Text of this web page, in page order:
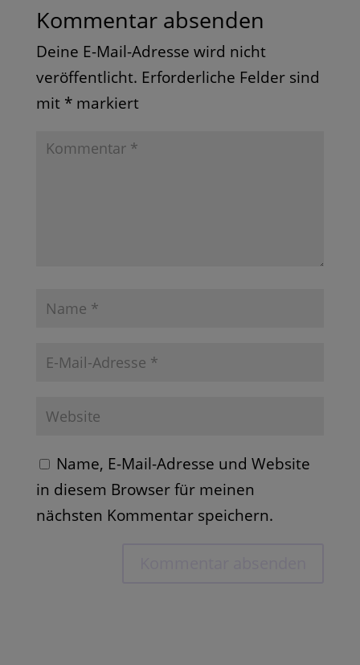
Kommentar absenden
Deine E-Mail-Adresse wird nicht
veröffentlicht. Erforderliche Felder sind
mit *markiert
Name, E-Mail-Adresse und Website
in diesem Browser für meinen
nächsten Kommentar speichern.